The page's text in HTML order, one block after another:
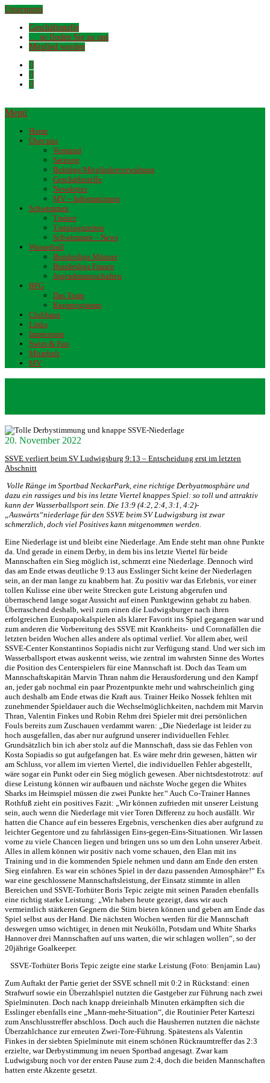
Untermenü
Geschäftsstelle
… so finden Sie zu uns
Mitglied werden
Menü
Home
Über uns
Vorstand
Satzung
Beiträge/Mitgliederverwaltung
Geschäftsstelle
Newsletter
MV – Informationen
Schwimmen
Trainer
Trainingszeiten
Schwimmen – News
Wasserball
Bundesliga Männer
Bundesliga Frauen
Jugendmannschaften
BFG
Das Team
Kursprogramm
Clubhaus
Links
Impressum
Swim & Fun
Mitarbeit
MV
20. November 2022
SSVE verliert beim SV Ludwigsburg 9:13 – Entscheidung erst im letzten
Abschnitt
Volle Ränge im Sportbad NeckarPark, eine richtige Derbyatmosphäre und
dazu ein rassiges und bis ins letzte Viertel knappes Spiel: so toll und attraktiv
kann der Wasserballsport sein. Die 13:9 (4:2, 2:4, 3:1, 4:2)-
„Auswärts“niederlage für den SSVE beim SV Ludwigsburg ist zwar
schmerzlich, doch viel Positives kann mitgenommen werden.
Eine Niederlage ist und bleibt eine Niederlage. Am Ende steht man ohne Punkte
da. Und gerade in einem Derby, in dem bis ins letzte Viertel für beide
Mannschaften ein Sieg möglich ist, schmerzt eine Niederlage. Dennoch wird
das am Ende etwas deutliche 9:13 aus Esslinger Sicht keine der Niederlagen
sein, an der man lange zu knabbern hat. Zu positiv war das Erlebnis, vor einer
tollen Kulisse eine über weite Strecken gute Leistung abgerufen und
überraschend lange sogar Aussicht auf einen Punktgewinn gehabt zu haben.
Überraschend deshalb, weil zum einen die Ludwigsburger nach ihren
erfolgreichen Europapokalspielen als klarer Favorit ins Spiel gegangen war und
zum anderen die Vorbereitung des SSVE mit Krankheits- und Coronafällen die
letzten beiden Wochen alles andere als optimal verlief. Vor allem aber, weil
SSVE-Center Konstantinos Sopiadis nicht zur Verfügung stand. Und wer sich im
Wasserballsport etwas auskennt weiss, wie zentral im wahrsten Sinne des Wortes
die Position des Centerspielers für eine Mannschaft ist. Doch das Team um
Mannschaftskapitän Marvin Thran nahm die Herausforderung und den Kampf
an, jeder gab nochmal ein paar Prozentpunkte mehr und wahrscheinlich ging
auch deshalb am Ende etwas die Kraft aus. Trainer Heiko Nossek fehlten mit
zunehmender Spieldauer auch die Wechselmöglichkeiten, nachdem mit Marvin
Thran, Valentin Finkes und Robin Rehm drei Spieler mit drei persönlichen
Fouls bereits zum Zuschauen verdammt waren: „Die Niederlage ist leider zu
hoch ausgefallen, das aber nur aufgrund unserer individuellen Fehler.
Grundsätzlich bin ich aber stolz auf die Mannschaft, dass sie das Fehlen von
Kosta Sopiadis so gut aufgefangen hat. Es wäre mehr drin gewesen, hätten wir
am Schluss, vor allem im vierten Viertel, die individuellen Fehler abgestellt,
wäre sogar ein Punkt oder ein Sieg möglich gewesen. Aber nichtsdestotrotz: auf
diese Leistung können wir aufbauen und nächste Woche gegen die Whites
Sharks im Heimspiel müssen die zwei Punkte her.“ Auch Co-Trainer Hannes
Rothfuß zieht ein positives Fazit: „Wir können zufrieden mit unserer Leistung
sein, auch wenn die Niederlage mit vier Toren Differenz zu hoch ausfällt. Wir
hatten die Chance auf ein besseres Ergebnis, verschenken dies aber aufgrund zu
leichter Gegentore und zu fahrlässigen Eins-gegen-Eins-Situationen. Wir lassen
vorne zu viele Chancen liegen und bringen uns so um den Lohn unserer Arbeit.
Alles in allem können wir positiv nach vorne schauen, den Elan mit ins
Training und in die kommenden Spiele nehmen und dann am Ende den ersten
Sieg einfahren. Es war ein schönes Spiel in der dazu passenden Atmosphäre!“ Es
war eine geschlossene Mannschaftsleistung, der Einsatz stimmte in allen
Bereichen und SSVE-Torhüter Boris Tepic zeigte mit seinen Paraden ebenfalls
eine richtig starke Leistung: „Wir haben heute gezeigt, dass wir auch
vermeintlich stärkeren Gegnern die Stirn bieten können und geben am Ende das
Spiel selbst aus der Hand. Die nächsten Wochen werden für die Mannschaft
deswegen umso wichtiger, in denen mit Neukölln, Potsdam und White Sharks
Hannover drei Mannschaften auf uns warten, die wir schlagen wollen“, so der
20jährige Goalkeeper.
SSVE-Torhüter Boris Tepic zeigte eine starke Leistung (Foto: Benjamin Lau)
Zum Auftakt der Partie geriet der SSVE schnell mit 0:2 in Rückstand: einen
Strafwurf sowie ein Überzahlspiel nutzten die Gastgeber zur Führung nach zwei
Spielminuten. Doch nach knapp dreieinhalb Minuten erkämpften sich die
Esslinger ebenfalls eine „Mann-mehr-Situation“, die Routinier Peter Karteszi
zum Anschlusstreffer abschloss. Doch auch die Hausherren nutzten die nächste
Überzahlchance zur erneuten Zwei-Tore-Führung. Spätestens als Valentin
Finkes in der siebten Spielminute mit einem schönen Rückraumtreffer das 2:3
erzielte, war Derbystimmung im neuen Sportbad angesagt. Zwar kam
Ludwigsburg noch vor der ersten Pause zum 2:4, doch die beiden Mannschaften
hatten erste Akzente gesetzt.